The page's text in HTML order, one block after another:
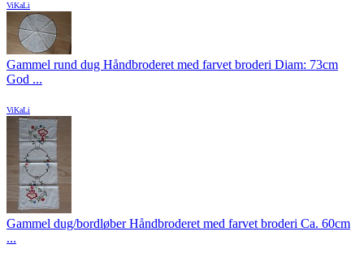
ViKaLi
Gammel rund dug Håndbroderet med farvet broderi Diam: 73cm
God ...
ViKaLi
Gammel dug/bordløber Håndbroderet med farvet broderi Ca. 60cm
...